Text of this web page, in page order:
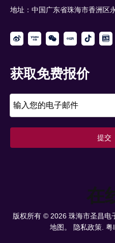
地址：中国广东省珠海市香洲区
获取免费报价
提交
在
版权所有 © 2026 珠海市圣昌电
地图。
隐私政策. 粤